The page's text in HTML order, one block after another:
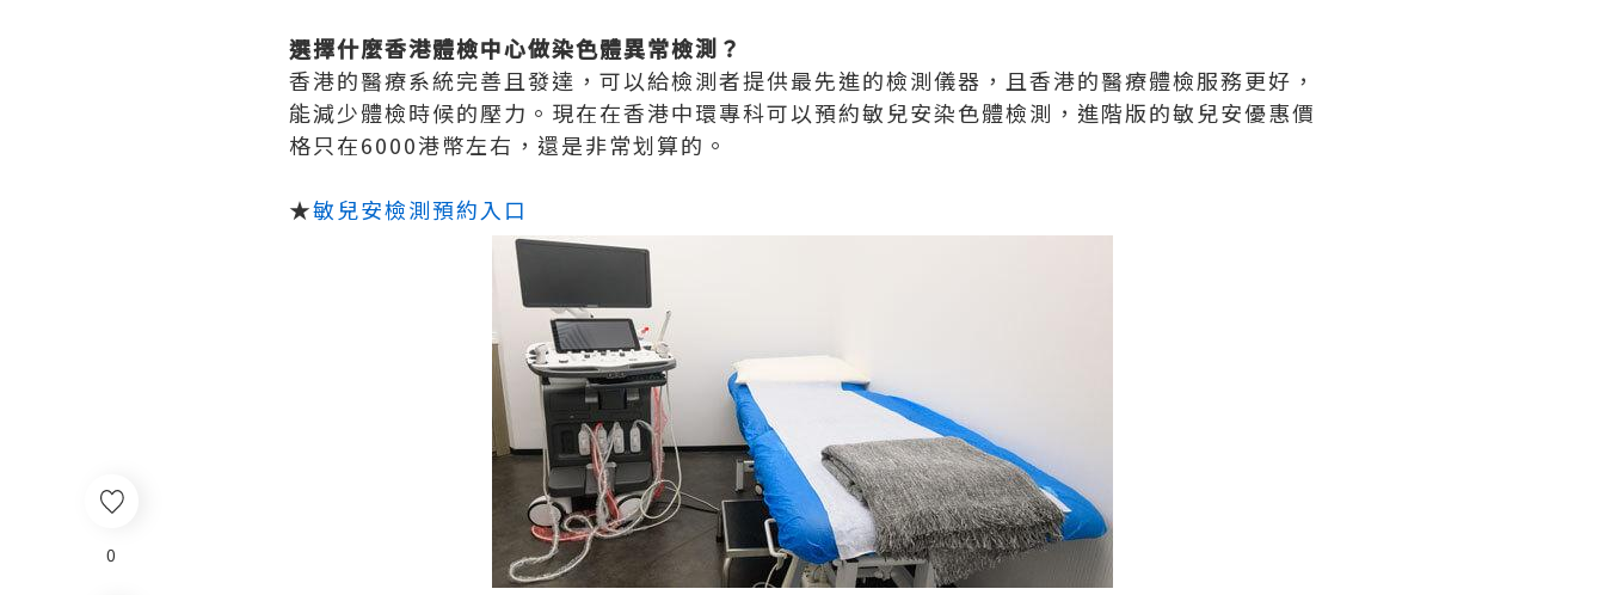
0
選擇什麼香港體檢中心做染色體異常檢測？
香港的醫療系統完善且發達，可以給檢測者提供最先進的檢測儀器，且香港的醫療體檢服務更好，
能減少體檢時候的壓力。現在在香港中環專科可以預約敏兒安染色體檢測，進階版的敏兒安優惠價
格只在6000港幣左右，還是非常划算的。
★敏兒安檢測預約入口